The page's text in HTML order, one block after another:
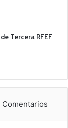
Tercera RFEF
Comentarios